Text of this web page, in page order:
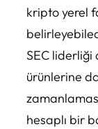
kripto yerel
SEC liderliği
ürünlerine
hesaplı bir